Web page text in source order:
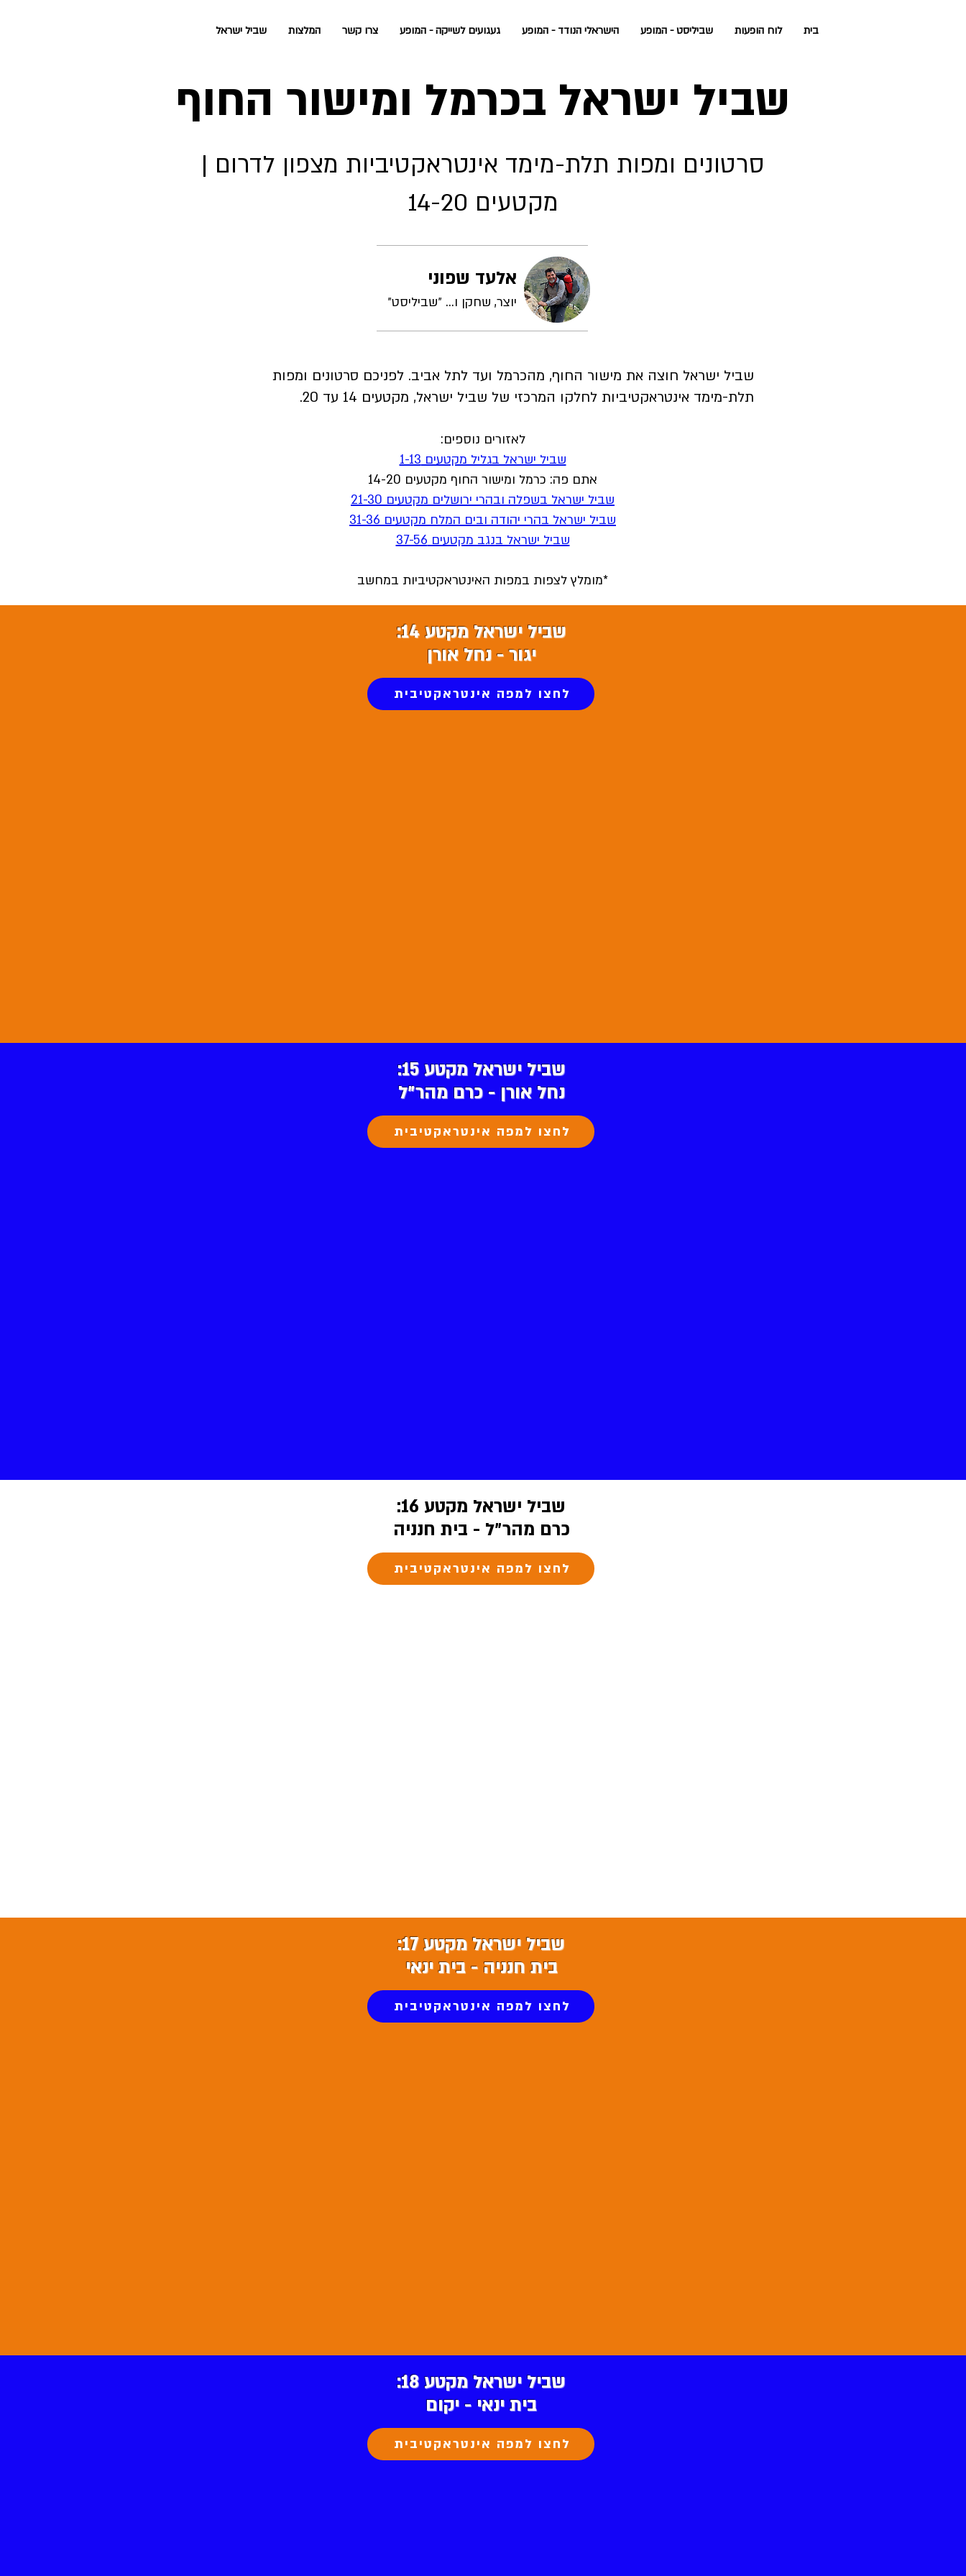
בית לוח הופעות שביליסט - המופע הישראלי הנודד - המופע געגועים לשייקה - המופע צרו קשר המלצות שביל ישראל
שביל ישראל בכרמל ומישור החוף
סרטונים ומפות תלת-מימד אינטראקטיביות מצפון לדרום |
מקטעים 14-20
אלעד שפוני
יוצר, שחקן ו... ״שביליסט״
שביל ישראל חוצה את מישור החוף, מהכרמל ועד לתל אביב. לפניכם סרטונים ומפות
תלת-מימד אינטראקטיביות לחלקו המרכזי של שביל ישראל, מקטעים 14 עד 20.
לאזורים נוספים:
שביל ישראל בגליל מקטעים 1-13
אתם פה: כרמל ומישור החוף מקטעים 14-20
שביל ישראל בשפלה ובהרי ירושלים מקטעים 21-30
שביל ישראל בהרי יהודה ובים המלח מקטעים 31-36
שביל ישראל בנגב מקטעים 37-56
*מומלץ לצפות במפות האינטראקטיביות במחשב
שביל ישראל מקטע 14:
יגור - נחל אורן
לחצו למפה אינטראקטיבית
שביל ישראל מקטע 15:
נחל אורן - כרם מהר״ל
לחצו למפה אינטראקטיבית
שביל ישראל מקטע 16:
כרם מהר״ל - בית חנניה
לחצו למפה אינטראקטיבית
שביל ישראל מקטע 17:
בית חנניה - בית ינאי
לחצו למפה אינטראקטיבית
שביל ישראל מקטע 18:
בית ינאי - יקום
לחצו למפה אינטראקטיבית